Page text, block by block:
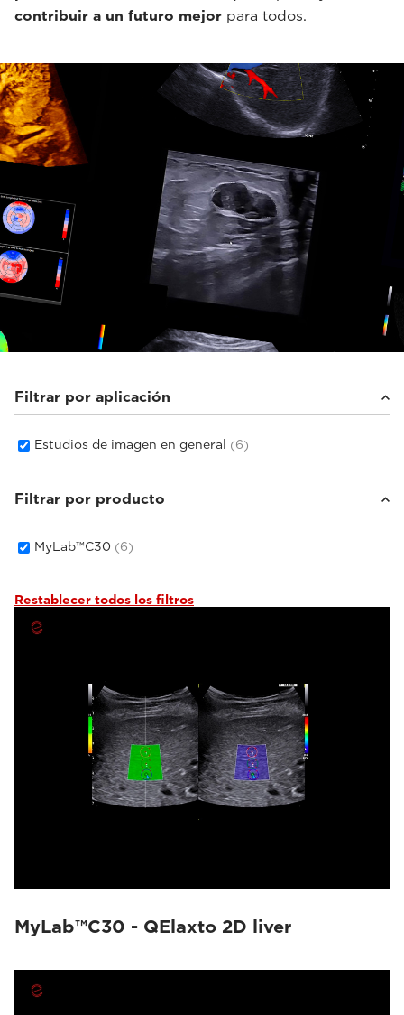
contribuir a un futuro mejor para todos.
Filtrar por aplicación
Estudios de imagen en general (6)
Filtrar por producto
MyLab™C30 (6)
Restablecer todos los filtros
MyLab™C30 - QElaxto 2D liver